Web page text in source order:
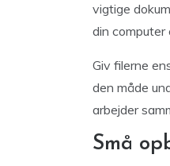
vigtige
din computer
Giv filerne
den måde
arbejder
Små